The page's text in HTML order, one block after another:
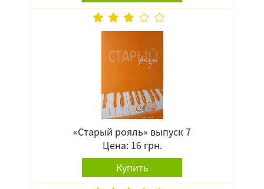
«Старый рояль» выпуск 7
Цена: 16 грн.
Купить